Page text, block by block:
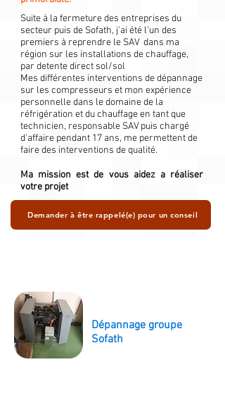
Suite à la fermeture des entreprises du
secteur puis de Sofath, j'ai été l'un des
premiers à reprendre le SAV dans ma
région sur les installations de chauffage,
par detente direct sol/sol
Mes différentes interventions de dépannage
sur les compresseurs et mon expérience
personnelle dans le domaine de la
réfrigération et du chauffage en tant que
technicien, responsable SAV puis chargé
d'affaire pendant 17 ans, me permettent de
faire des interventions de qualité.
Ma mission est de vous aidez a réaliser
votre projet
Demander à être rappelé(e) pour un conseil
Dépannage groupe
Sofath